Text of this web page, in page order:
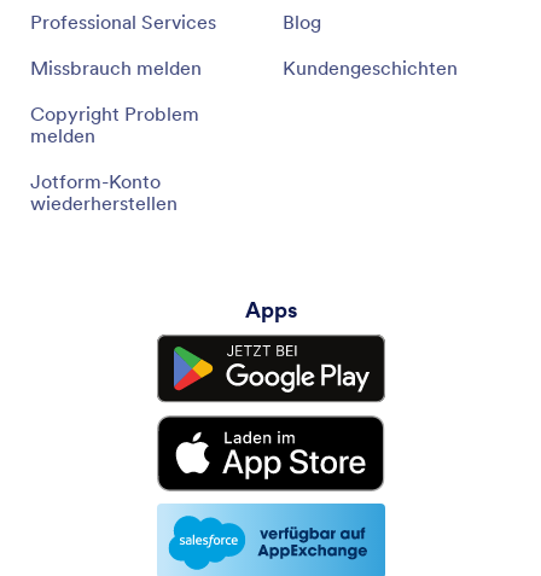
Abzieher
Ringschrauben
Klemmen
Messwerkzeuge
Werkzeugkoffer
Isolierte Werkzeuge
Reinigungswerkzeug
Professional Services
Missbrauch melden
Copyright Problem
melden
Jotform-Konto
wiederherstellen
Blog
Kundengeschichten
Apps